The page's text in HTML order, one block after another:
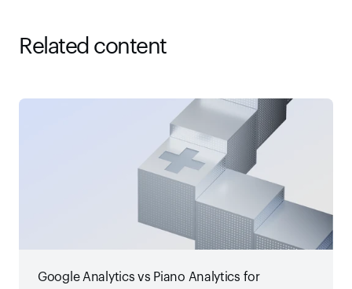
Related content
Google Analytics vs Piano Analytics for